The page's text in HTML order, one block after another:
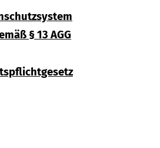
§ 13 AGG